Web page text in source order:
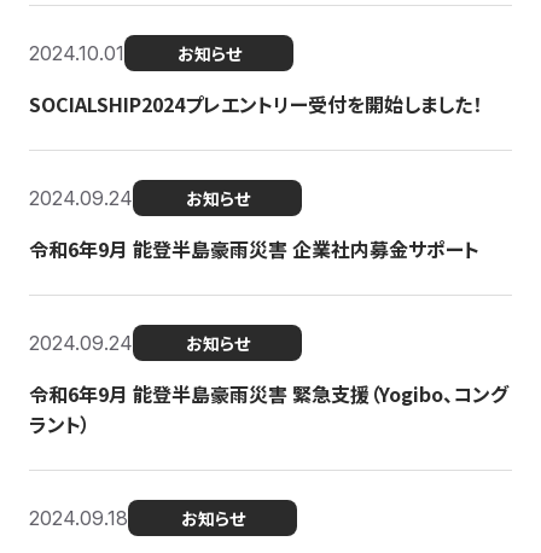
2024.10.01 お知らせ
SOCIALSHIP2024プレエントリー受付を開始しました！
2024.09.24 お知らせ
令和6年9月 能登半島豪雨災害 企業社内募金サポート
2024.09.24 お知らせ
令和6年9月 能登半島豪雨災害 緊急支援（Yogibo、コング
ラント）
2024.09.18 お知らせ